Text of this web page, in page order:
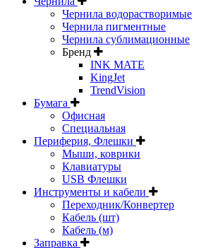
Чернила водорастворимые
Чернила пигментные
Чернила сублимационные
Бренд
INK MATE
KingJet
TrendVision
Бумага
Офисная
Специальная
Периферия, Флешки
Мыши, коврики
Клавиатуры
USB Флешки
Инструменты и кабели
Переходник/Конвертер
Кабель (шт)
Кабель (м)
Заправка